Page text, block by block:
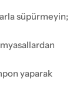
süpürmeyin;
yaparak